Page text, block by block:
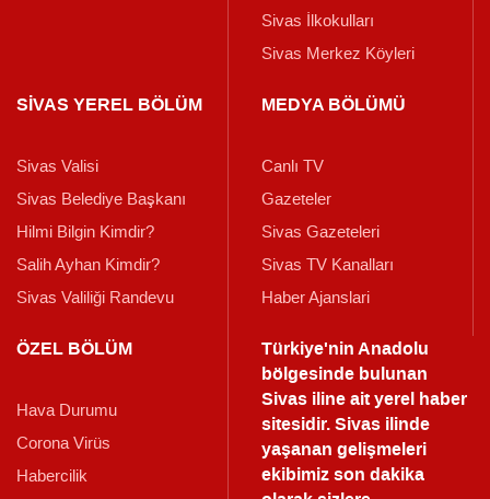
Sivas İlkokulları
Sivas Merkez Köyleri
SİVAS YEREL BÖLÜM
Sivas Valisi
Sivas Belediye Başkanı
Hilmi Bilgin Kimdir?
Salih Ayhan Kimdir?
Sivas Valiliği Randevu
MEDYA BÖLÜMÜ
Canlı TV
Gazeteler
Sivas Gazeteleri
Sivas TV Kanalları
Haber Ajanslari
ÖZEL BÖLÜM
Hava Durumu
Corona Virüs
Habercilik
Türkiye'nin Anadolu
bölgesinde bulunan
Sivas iline ait yerel haber
sitesidir. Sivas ilinde
yaşanan gelişmeleri
ekibimiz son dakika